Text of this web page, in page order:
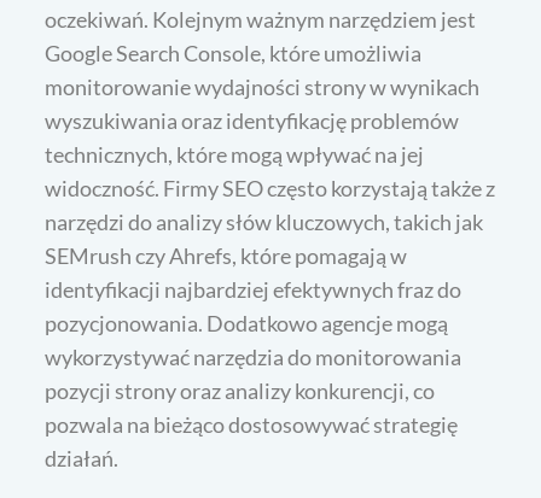
oczekiwań. Kolejnym ważnym narzędziem jest
Google Search Console, które umożliwia
monitorowanie wydajności strony w wynikach
wyszukiwania oraz identyfikację problemów
technicznych, które mogą wpływać na jej
widoczność. Firmy SEO często korzystają także z
narzędzi do analizy słów kluczowych, takich jak
SEMrush czy Ahrefs, które pomagają w
identyfikacji najbardziej efektywnych fraz do
pozycjonowania. Dodatkowo agencje mogą
wykorzystywać narzędzia do monitorowania
pozycji strony oraz analizy konkurencji, co
pozwala na bieżąco dostosowywać strategię
działań.